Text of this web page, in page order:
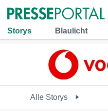
Storys Blaulicht
Alle Storys